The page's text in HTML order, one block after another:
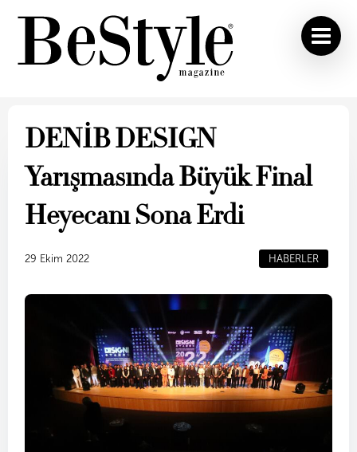
DENİB DESIGN
Yarışmasında Büyük Final
Heyecanı Sona Erdi
29 Ekim 2022 HABERLER